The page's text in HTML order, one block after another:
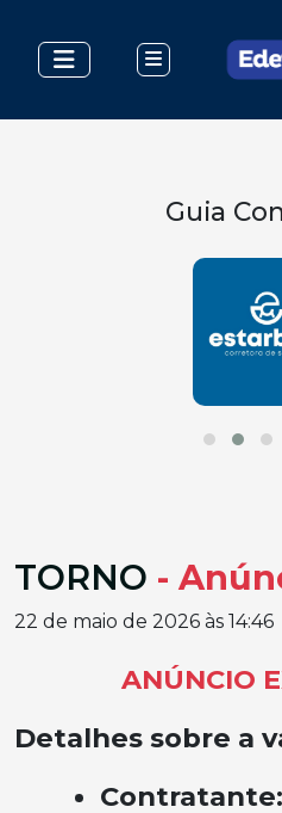
Guia
TORNO -
22 de maio de 2026 às 14:46
ANÚNCIO
Detalhes sobre a
Contratante: